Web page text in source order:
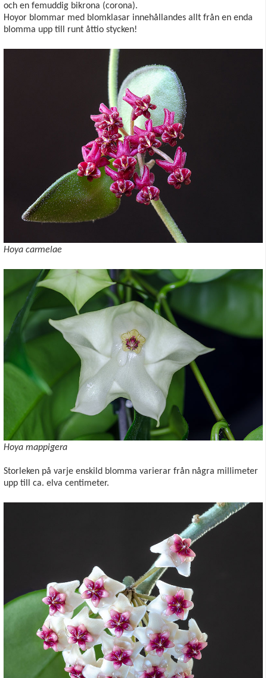
och en femuddig bikrona (corona).
Hoyor blommar med blomklasar innehållandes allt från en enda
blomma upp till runt åttio stycken!
Hoya carmelae
Hoya mappigera
Storleken på varje enskild blomma varierar från några millimeter
upp till ca. elva centimeter.